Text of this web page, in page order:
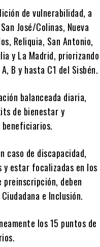
de vulnerabilidad, a
José/Colinas, Nueva
Reliquia, San Antonio,
y La Madrid, priorizando
B y hasta C1 del Sisbén.
balanceada diaria,
de bienestar y
caso de discapacidad,
estar focalizadas en los
deben
e Inclusión.
los 15 puntos de